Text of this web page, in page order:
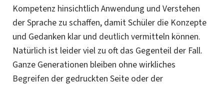
Kompetenz hinsichtlich Anwendung und Verstehen
der Sprache zu schaffen, damit Schüler die Konzepte
und Gedanken klar und deutlich vermitteln können.
Natürlich ist leider viel zu oft das Gegenteil der Fall.
Ganze Generationen bleiben ohne wirkliches
Begreifen der gedruckten Seite oder der